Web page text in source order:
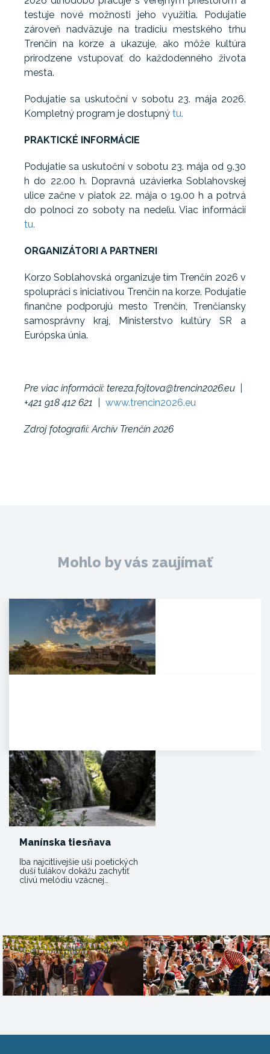
testuje nové možnosti jeho využitia. Podujatie
zároveň nadväzuje na tradíciu mestského trhu
Trenčín na korze a ukazuje, ako môže kultúra
prirodzene vstupovať do každodenného života
mesta.
Podujatie sa uskutoční v sobotu 23. mája 2026.
Kompletný program je dostupný tu.
PRAKTICKÉ INFORMÁCIE
Podujatie sa uskutoční v sobotu 23. mája od 9.30
h do 22.00 h. Dopravná uzávierka Soblahovskej
ulice začne v piatok 22. mája o 19.00 h a potrvá
do polnoci zo soboty na nedeľu. Viac informácií
tu.
ORGANIZÁTORI A PARTNERI
Korzo Soblahovská organizuje tím Trenčín 2026 v
spolupráci s iniciatívou Trenčín na korze. Podujatie
finančne podporujú mesto Trenčín, Trenčiansky
samosprávny kraj, Ministerstvo kultúry SR a
Európska únia.
Pre viac informácií: tereza.fojtova@trencin2026.eu |
+421 918 412 621 | www.trencin2026.eu
Zdroj fotografií: Archív Trenčín 2026
Mohlo by vás zaujímať
Manínska tiesňava
Iba najcitlivejšie uši poetických
duší tulákov dokážu zachytiť
clivú melódiu vzácnej…